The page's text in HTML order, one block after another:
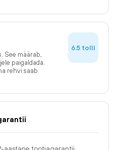
See määrab,
paigaldada.
rehvi saab
6.5 tolli